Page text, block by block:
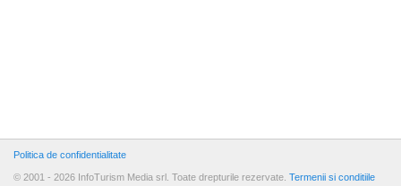
Politica de confidentialitate
© 2001 - 2026 InfoTurism Media srl. Toate drepturile rezervate. Termenii si conditiile